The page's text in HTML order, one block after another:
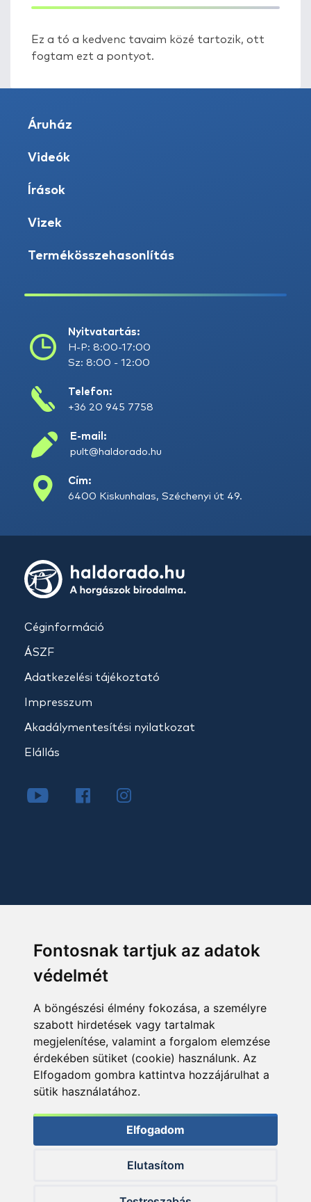
Fontosnak tartjuk az adatok
védelmét
A böngészési élmény fokozása, a személyre
szabott hirdetések vagy tartalmak
megjelenítése, valamint a forgalom elemzése
érdekében sütiket (cookie) használunk. Az
Elfogadom gombra kattintva hozzájárulhat a
sütik használatához.
Elfogadom
Elutasítom
Ez a tó a kedvenc tavaim közé tartozik, ott
fogtam ezt a pontyot.
Áruház
Videók
Írások
Vizek
Termékösszehasonlítás
Nyitvatartás:
H-P: 8:00-17:00
Sz: 8:00 - 12:00
Telefon:
+36 20 945 7758
E-mail:
pult@haldorado.hu
Cím:
6400 Kiskunhalas, Széchenyi út 49.
Céginformáció
ÁSZF
Adatkezelési tájékoztató
Impresszum
Akadálymentesítési nyilatkozat
Elállás